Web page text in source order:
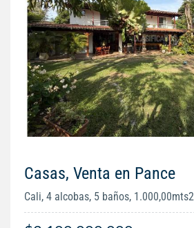
Casas, Venta en Pance
Cali, 4 alcobas, 5 baños, 1.000,00mts2